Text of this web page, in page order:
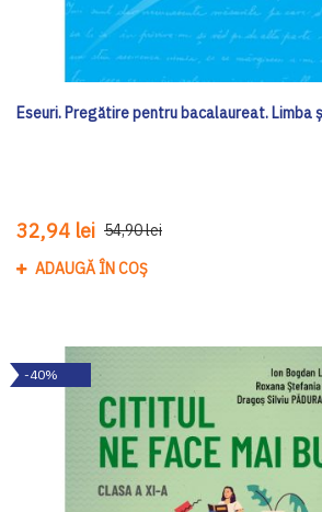
Eseuri. Pregătire pentru bacalaureat. Limba
32,94 lei 54,90 lei
ADAUGĂ ÎN COȘ
-40%